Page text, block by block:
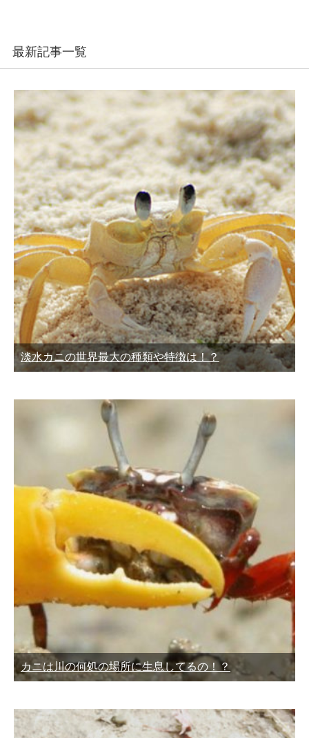
最新記事一覧
淡水カニの世界最大の種類や特徴は！？
カニは川の何処の場所に生息してるの！？